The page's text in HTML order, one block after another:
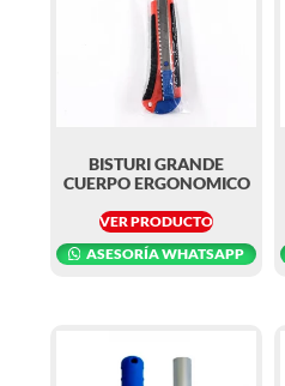
BISTURI GRANDE
CUERPO ERGONOMICO
VER PRODUCTO
ASESORÍA WHATSAPP